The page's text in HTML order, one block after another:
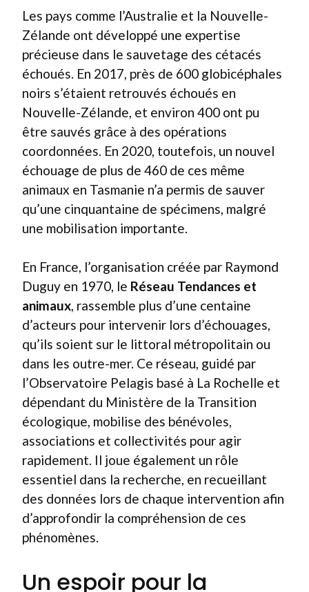
Les pays comme l’Australie et la Nouvelle-
Zélande ont développé une expertise
précieuse dans le sauvetage des cétacés
échoués. En 2017, près de 600 globicéphales
noirs s’étaient retrouvés échoués en
Nouvelle-Zélande, et environ 400 ont pu
être sauvés grâce à des opérations
coordonnées. En 2020, toutefois, un nouvel
échouage de plus de 460 de ces même
animaux en Tasmanie n’a permis de sauver
qu’une cinquantaine de spécimens, malgré
une mobilisation importante.
En France, l’organisation créée par Raymond
Duguy en 1970, le Réseau Tendances et
animaux, rassemble plus d’une centaine
d’acteurs pour intervenir lors d’échouages,
qu’ils soient sur le littoral métropolitain ou
dans les outre-mer. Ce réseau, guidé par
l’Observatoire Pelagis basé à La Rochelle et
dépendant du Ministère de la Transition
écologique, mobilise des bénévoles,
associations et collectivités pour agir
rapidement. Il joue également un rôle
essentiel dans la recherche, en recueillant
des données lors de chaque intervention afin
d’approfondir la compréhension de ces
phénomènes.
Un espoir pour la